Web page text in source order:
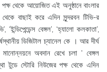
থেকে আয়োজিত এই অনুষ্ঠানে বাংলার
বাছাই করে এদিন সুন্দরবন টিভি-র
বেঙ্গল’, ‘হ্যালো কলকাতা’,
ডিজিটাল চ্যানেল কে । আর দীর্ঘ
মানোন্নয়নে অবদান রেখে চলা ' বেঙ্গল
টুডে স্টোরি নিউজের পক্ষ থেকে এদিন